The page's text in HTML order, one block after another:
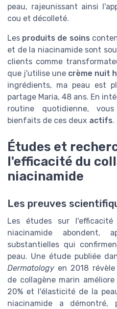
peau, rajeunissant ainsi
cou et décolleté.
Les produits de soins
et de la niacinamide sont
clients comme
que j'utilise une crème nuit
ingrédients, ma peau est
partage Maria, 48 ans. En
routine quotidienne,
bienfaits de ces deux actifs.
Études et
l'efficacité du
niacinamide
Les preuves
Les études sur
niacinamide abondent,
substantielles qui
peau. Une étude publiée
Dermatology en 2018
de collagène marin
20% et l'élasticité de la
niacinamide a